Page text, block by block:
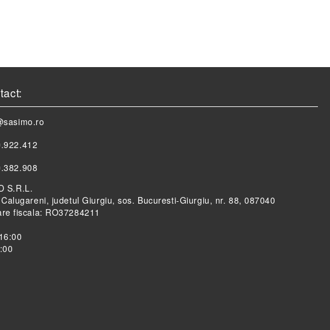
S.R.L.
judetul Giurgiu, sos. Bucuresti-Giurgiu, nr. 88, 087040
fiscala: RO37284211